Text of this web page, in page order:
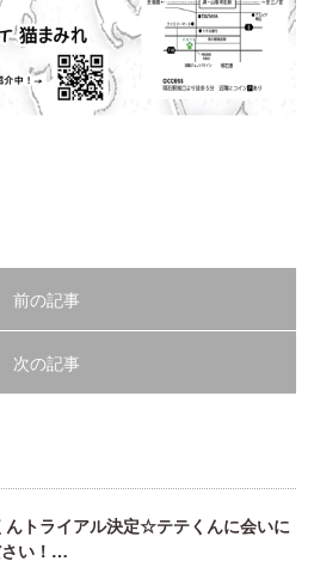
前の記事
次の記事
んトライアル決定☆テテくんに会いに
い！…